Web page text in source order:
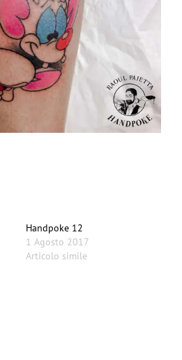
Handpoke 12
1 Agosto 2017
Articolo simile